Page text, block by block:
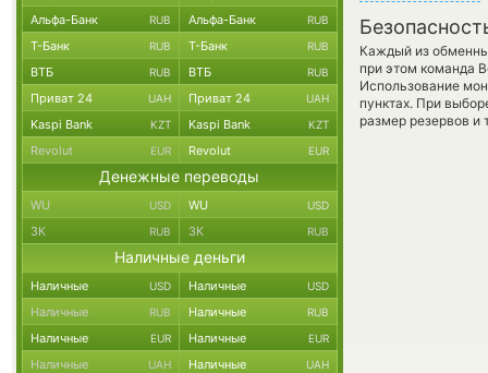
Каждый из
при этом команда
Использование
пунктах. При
размер резервов и
Альфа-Банк RUB Альфа-Банк RUB
Т-Банк RUB Т-Банк RUB
ВТБ RUB ВТБ RUB
Приват 24 UAH Приват 24 UAH
Kaspi Bank KZT Kaspi Bank KZT
Revolut EUR Revolut EUR
Денежные переводы
WU USD WU USD
ЗК RUB ЗК RUB
Наличные деньги
Наличные USD Наличные USD
Наличные RUB Наличные RUB
Наличные EUR Наличные EUR
Наличные UAH Наличные UAH